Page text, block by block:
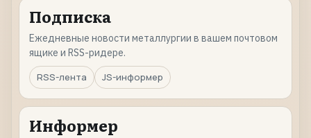
Подписка
Ежедневные новости металлургии в вашем почтовом
ящике и RSS-ридере.
RSS-лента
JS-информер
Информер